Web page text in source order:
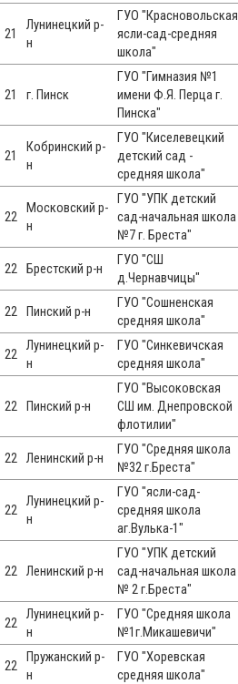
21
Лунинецкий р-
н
ГУО "Красновольская
ясли-сад-средняя
школа"
21 г. Пинск
ГУО "Гимназия №1
имени Ф.Я. Перца г.
Пинска"
21
Кобринский р-
н
ГУО "Киселевецкий
детский сад -
средняя школа"
22
Московский р-
н
ГУО "УПК детский
сад-начальная школа
№7 г. Бреста"
22 Брестский р-н
ГУО "СШ
д.Чернавчицы"
22 Пинский р-н
ГУО "Сошненская
средняя школа"
22
Лунинецкий р-
н
ГУО "Синкевичская
средняя школа"
22 Пинский р-н
ГУО "Высоковская
СШ им. Днепровской
флотилии"
22 Ленинский р-н
ГУО "Средняя школа
№32 г.Бреста"
22
Лунинецкий р-
н
ГУО "ясли-сад-
средняя школа
аг.Вулька-1"
22 Ленинский р-н
ГУО "УПК детский
сад-начальная школа
№ 2 г.Бреста"
22
Лунинецкий р-
н
ГУО "Средняя школа
№1г.Микашевичи"
22
Пружанский р-
н
ГУО "Хоревская
средняя школа"